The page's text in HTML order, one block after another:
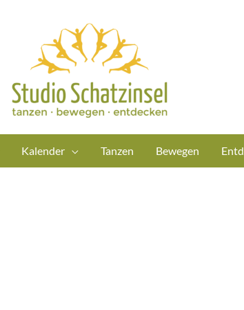
Kalender Tanzen Bewegen